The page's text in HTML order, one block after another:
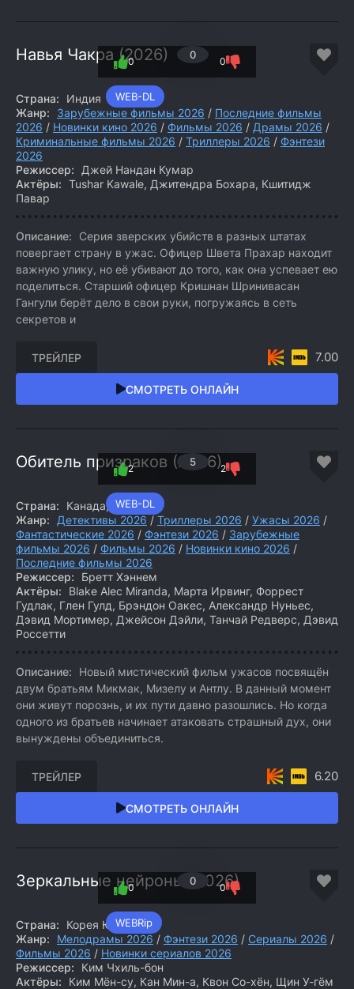
Навья Чакра (2026)
WEB-DL
0
0 0
Страна:
Индия
Жанр:
Зарубежные фильмы 2026 / Последние фильмы
2026 / Новинки кино 2026 / Фильмы 2026 / Драмы 2026 /
Криминальные фильмы 2026 / Триллеры 2026 / Фэнтези
2026
Режиссер:
Джей Нандан Кумар
Актёры: Tushar Kawale, Джитендра Бохара, Кшитидж
Павар
Описание:
Серия зверских убийств в разных штатах
повергает страну в ужас. Офицер Швета Прахар находит
важную улику, но её убивают до того, как она успевает ею
поделиться. Старший офицер Кришнан Шринивасан
Гангули берёт дело в свои руки, погружаясь в сеть
секретов и
СМОТРЕТЬ ОНЛАЙН
ТРЕЙЛЕР 7.00
Обитель призраков (2026)
WEB-DL
5
2 2
Страна:
Канада, Бельгия
Жанр:
Детективы 2026 / Триллеры 2026 / Ужасы 2026 /
Фантастические 2026 / Фэнтези 2026 / Зарубежные
фильмы 2026 / Фильмы 2026 / Новинки кино 2026 /
Последние фильмы 2026
Режиссер:
Бретт Хэннем
Актёры:
Blake Alec Miranda, Марта Ирвинг, Форрест
Гудлак, Глен Гулд, Брэндон Оакес, Александр Нуньес,
Дэвид Мортимер, Джейсон Дэйли, Танчай Редверс, Дэвид
Россетти
Описание:
Новый мистический фильм ужасов посвящён
двум братьям Микмак, Мизелу и Антлу. В данный момент
они живут порознь, и их пути давно разошлись. Но когда
одного из братьев начинает атаковать страшный дух, они
вынуждены объединиться.
СМОТРЕТЬ ОНЛАЙН
ТРЕЙЛЕР 6.20
Зеркальные нейроны (2026)
WEBRip
0
0 0
Страна:
Корея Южная
Жанр:
Мелодрамы 2026 / Фэнтези 2026 / Сериалы 2026 /
Фильмы 2026 / Новинки сериалов 2026
Режиссер:
Ким Чхиль-бон
Актёры:
Ким Мён-су, Кан Мин-а, Квон Со-хён, Щин У-гём